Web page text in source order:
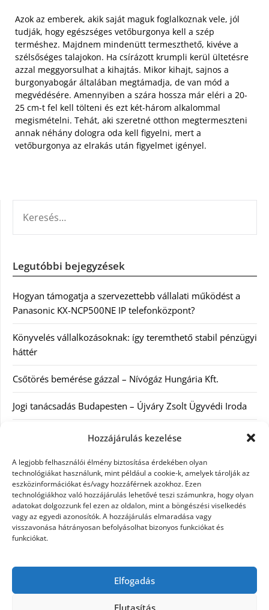
Hozzájárulás kezelése
A legjobb felhasználói élmény biztosítása érdekében olyan
technológiákat használunk, mint például a cookie-k, amelyek tárolják az
eszközinformációkat és/vagy hozzáférnek azokhoz. Ezen
technológiákhoz való hozzájárulás lehetővé teszi számunkra, hogy olyan
adatokat dolgozzunk fel ezen az oldalon, mint a böngészési viselkedés
vagy az egyedi azonosítók. A hozzájárulás elmaradása vagy
visszavonása hátrányosan befolyásolhat bizonyos funkciókat és
funkciókat.
Elfogadás
Elutasítás
Azok az emberek, akik saját maguk foglalkoznak vele, jól
tudják, hogy egészséges vetőburgonya kell a szép
terméshez. Majdnem mindenütt termeszthető, kivéve a
szélsőséges talajokon. Ha csírázott krumpli kerül ültetésre
azzal meggyorsulhat a kihajtás. Mikor kihajt, sajnos a
burgonyabogár általában megtámadja, de van mód a
megvédésére. Amennyiben a szára hossza már eléri a 20-
25 cm-t fel kell tölteni és ezt két-három alkalommal
megismételni. Tehát, aki szeretné otthon megtermeszteni
annak néhány dologra oda kell figyelni, mert a
vetőburgonya az elrakás után figyelmet igényel.
Legutóbbi bejegyzések
Hogyan támogatja a szervezettebb vállalati működést a
Panasonic KX-NCP500NE IP telefonközpont?
Könyvelés vállalkozásoknak: így teremthető stabil pénzügyi
háttér
Csőtörés bemérése gázzal – Nívógáz Hungária Kft.
Jogi tanácsadás Budapesten – Újváry Zsolt Ügyvédi Iroda
Arckrémek – mit érdemes tudni az öregedés lassításáról és
Kategóriák
Egyéb kategória
Szolgáltatás
Szórakozás
Webáruház